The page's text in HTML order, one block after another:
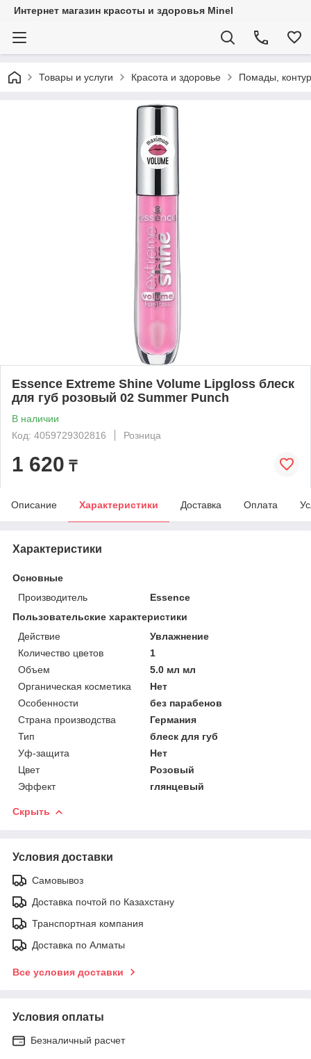
Интернет магазин красоты и здоровья Minel
Товары и услуги Красота и здоровье Помады,
Essence Еxtreme Shine Volume Lipgloss блеск
для губ розовый 02 Summer Punch
В наличии
Код: 4059729302816
Розница
1 620 ₸
Описание Характеристики Доставка Оплата
Характеристики
Основные
Производитель
Essence
Пользовательские характеристики
Действие
Увлажнение
Количество цветов
1
Объем
5.0 мл мл
Органическая косметика
Нет
Особенности
без парабенов
Страна производства
Германия
Тип
блеск для губ
Уф-защита
Нет
Цвет
Розовый
Эффект
глянцевый
Скрыть
Условия доставки
Самовывоз
Доставка почтой по Казахстану
Транспортная компания
Доставка по Алматы
Все условия доставки
Условия оплаты
Безналичный расчет